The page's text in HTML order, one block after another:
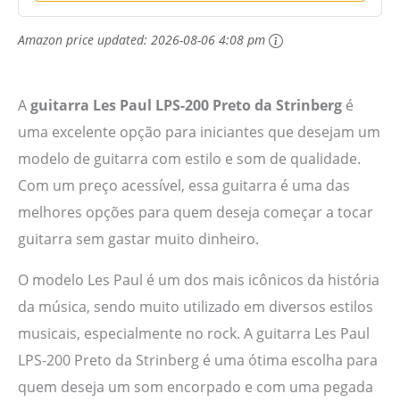
Amazon price updated: 2026-08-06 4:08 pm
Aguitarra Les Paul LPS-200 Preto da Strinberg é
uma excelente opção para iniciantes que desejam um
modelo de guitarra com estilo e som de qualidade.
Com um preço acessível, essa guitarra é uma das
melhores opções para quem deseja começar a tocar
guitarra sem gastar muito dinheiro.
O modelo Les Paul é um dos mais icônicos da história
da música, sendo muito utilizado em diversos estilos
musicais, especialmente no rock. A guitarra Les Paul
LPS-200 Preto da Strinberg é uma ótima escolha para
quem deseja um som encorpado e com uma pegada